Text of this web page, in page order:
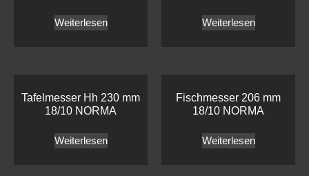
Weiterlesen Weiterlesen
Tafelmesser Hh 230 mm
18/10 NORMA
Weiterlesen
Fischmesser 206 mm
18/10 NORMA
Weiterlesen